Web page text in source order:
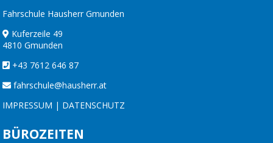
Fahrschule Hausherr Gmunden
Kuferzeile 49
4810 Gmunden
+43 7612 646 87
fahrschule@hausherr.at
IMPRESSUM | DATENSCHUTZ
BÜROZEITEN